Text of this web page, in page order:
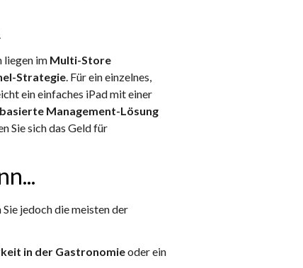
liegen im Multi-Store
Strategie. Für ein einzelnes,
ein einfaches iPad mit einer
Management-Lösung
Sie sich das Geld für
jedoch die meisten der
in der Gastronomieoder ein